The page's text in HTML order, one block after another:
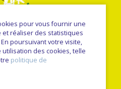
Nancy Sulmont 2026
Sitedit
pour vous fournir une
réaliser des statistiques
poursuivant votre visite,
des cookies, telle
politique de